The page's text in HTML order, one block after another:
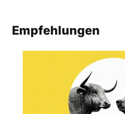
Empfehlungen